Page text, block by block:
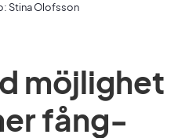
Stina Olofsson
möjlighet
fång-